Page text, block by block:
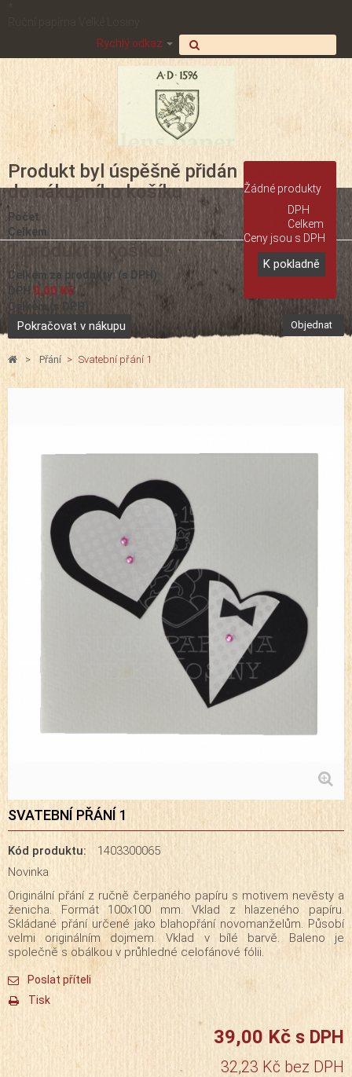
Rychlý odkaz
Žádné produkty
DPH
Celkem
Ceny jsou s DPH
K pokladně
Produkt byl úspěšně přidán
do nákupního košíku
Počet
Celkem
1 produkt v košíku.
Celkem za produkty: (s DPH)
DPH 0,00 Kč
Celkem (s DPH)
Pokračovat v nákupu Objednat
> Přání > Svatební přání 1
SVATEBNÍ PŘÁNÍ 1
Kód produktu:
1403300065
Novinka
Originální přání z ručně čerpaného papíru s motivem nevěsty a
ženicha. Formát 100x100 mm. Vklad z hlazeného papíru.
Skládané přání určené jako blahopřání novomanželům. Působí
velmi originálním dojmem. Vklad v bílé barvě. Baleno je
společně s obálkou v průhledné celofánové fólii.
Poslat příteli
Tisk
39,00 Kč s DPH
32,23 Kč bez DPH